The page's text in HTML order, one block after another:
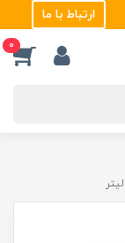
ارتباط با ما
0